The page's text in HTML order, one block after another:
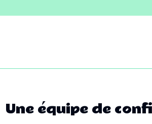
Une équipe de